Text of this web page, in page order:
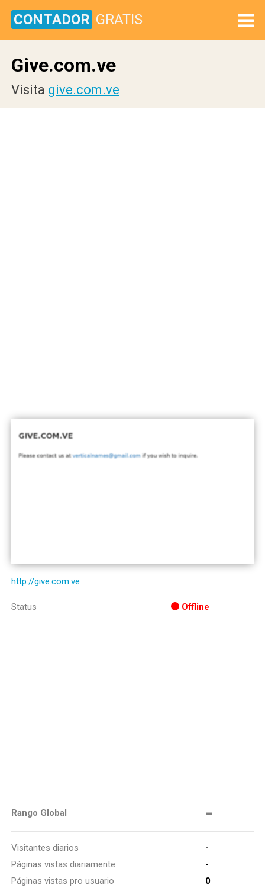
CONTADOR GRATIS
Give.com.ve
Visita give.com.ve
http://give.com.ve
Status Offline
Rango Global -
Visitantes diarios
-
Páginas vistas diariamente
-
Páginas vistas pro usuario
0